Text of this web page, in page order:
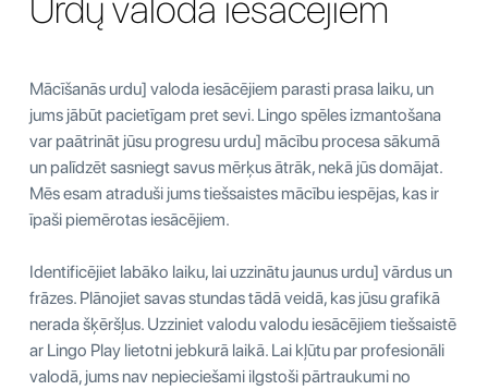
Mācīšanās urdu] valoda iesācējiem parasti prasa laiku, un
jums jābūt pacietīgam pret sevi. Lingo spēles izmantošana
var paātrināt jūsu progresu urdu] mācību procesa sākumā
un palīdzēt sasniegt savus mērķus ātrāk, nekā jūs domājat.
Mēs esam atraduši jums tiešsaistes mācību iespējas, kas ir
īpaši piemērotas iesācējiem.
Identificējiet labāko laiku, lai uzzinātu jaunus urdu] vārdus un
frāzes. Plānojiet savas stundas tādā veidā, kas jūsu grafikā
nerada šķēršļus. Uzziniet valodu valodu iesācējiem tiešsaistē
ar Lingo Play lietotni jebkurā laikā. Lai kļūtu par profesionāli
valodā, jums nav nepieciešami ilgstoši pārtraukumi no